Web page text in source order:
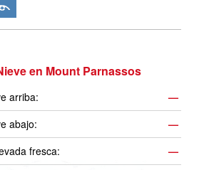
en Mount Parnassos
arriba:
—
abajo:
—
fresca:
—